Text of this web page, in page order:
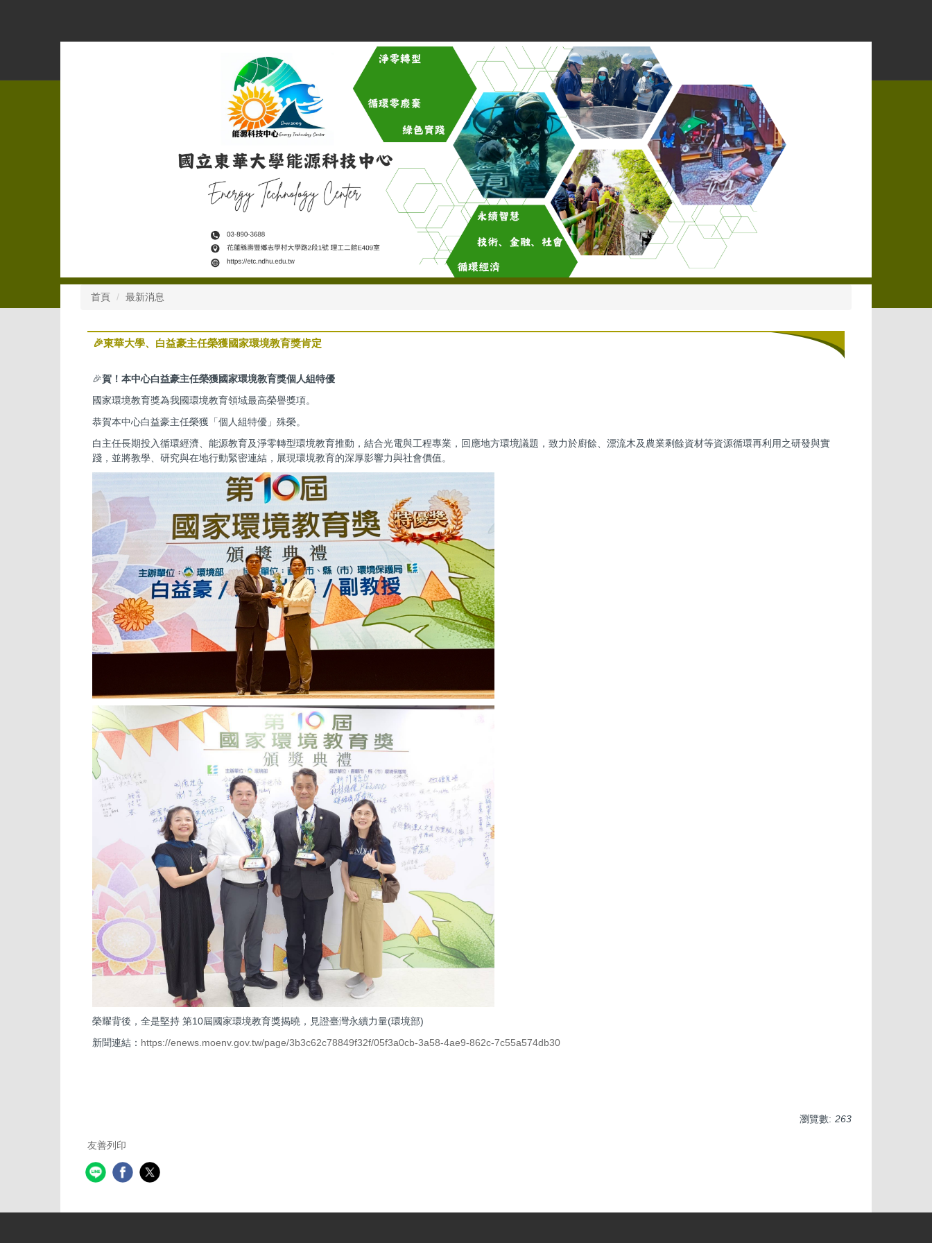
容
首頁 最新消息
🎉東華大學、白益豪主任榮獲國家環境教育獎肯定
🎉賀！本中心白益豪主任榮獲國家環境教育獎個人組特優
國家環境教育獎為我國環境教育領域最高榮譽獎項。
恭賀本中心白益豪主任榮獲「個人組特優」殊榮。
白主任長期投入循環經濟、能源教育及淨零轉型環境教育推動，結合光電與工程專業，回應地方環境議題，致力於廚餘、漂流木及農業剩餘資材等資源循環再利用之研發與實
踐，並將教學、研究與在地行動緊密連結，展現環境教育的深厚影響力與社會價值。
榮耀背後，全是堅持 第10屆國家環境教育獎揭曉，見證臺灣永續力量(環境部)
新聞連結： https://enews.moenv.gov.tw/page/3b3c62c78849f32f/05f3a0cb-3a58-4ae9-862c-7c55a574db30
瀏覽數: 263
友善列印